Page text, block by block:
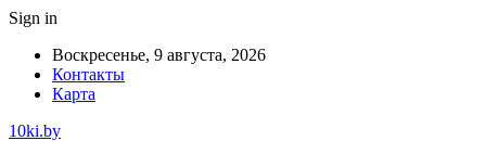
Sign in
Воскресенье, 9 августа, 2026
Контакты
Карта
10ki.by